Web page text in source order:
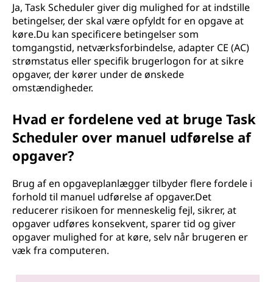
Ja, Task Scheduler giver dig mulighed for at indstille
betingelser, der skal være opfyldt for en opgave at
køre.Du kan specificere betingelser som
tomgangstid, netværksforbindelse, adapter CE (AC)
strømstatus eller specifik brugerlogon for at sikre
opgaver, der kører under de ønskede
omstændigheder.
Hvad er fordelene ved at bruge Task
Scheduler over manuel udførelse af
opgaver?
Brug af en opgaveplanlægger tilbyder flere fordele i
forhold til manuel udførelse af opgaver.Det
reducerer risikoen for menneskelig fejl, sikrer, at
opgaver udføres konsekvent, sparer tid og giver
opgaver mulighed for at køre, selv når brugeren er
væk fra computeren.